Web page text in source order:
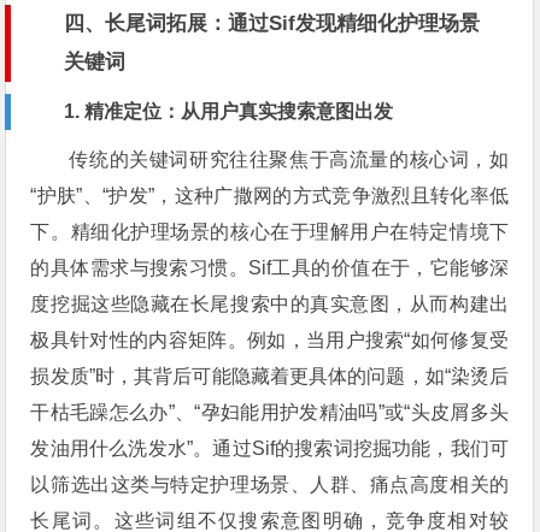
四、长尾词拓展：通过Sif发现精细化护理场景
关键词
1. 精准定位：从用户真实搜索意图出发
传统的关键词研究往往聚焦于高流量的核心词，如
“护肤”、“护发”，这种广撒网的方式竞争激烈且转化率低
下。精细化护理场景的核心在于理解用户在特定情境下
的具体需求与搜索习惯。Sif工具的价值在于，它能够深
度挖掘这些隐藏在长尾搜索中的真实意图，从而构建出
极具针对性的内容矩阵。例如，当用户搜索“如何修复受
损发质”时，其背后可能隐藏着更具体的问题，如“染烫后
干枯毛躁怎么办”、“孕妇能用护发精油吗”或“头皮屑多头
发油用什么洗发水”。通过Sif的搜索词挖掘功能，我们可
以筛选出这类与特定护理场景、人群、痛点高度相关的
长尾词。这些词组不仅搜索意图明确，竞争度相对较